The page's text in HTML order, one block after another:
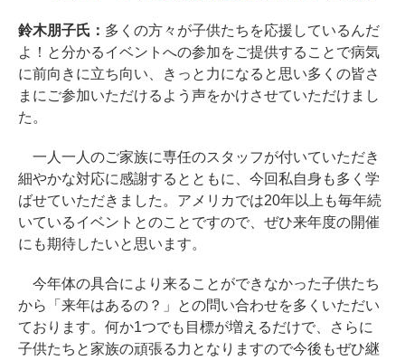
鈴木朋子氏： 多くの方々が子供たちを応援しているんだ
よ！と分かるイベントへの参加をご提供することで病気
に前向きに立ち向い、きっと力になると思い多くの皆さ
まにご参加いただけるよう声をかけさせていただけまし
た。
一人一人のご家族に専任のスタッフが付いていただき
細やかな対応に感謝するとともに、今回私自身も多く学
ばせていただきました。アメリカでは20年以上も毎年続
いているイベントとのことですので、ぜひ来年度の開催
にも期待したいと思います。
今年体の具合により来ることができなかった子供たち
から「来年はあるの？」との問い合わせを多くいただい
ております。何か1つでも目標が増えるだけで、さらに
子供たちと家族の頑張る力となりますので今後もぜひ継